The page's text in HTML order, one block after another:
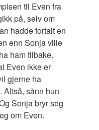
til Even fra
på, selv om
hadde fortalt en
enn Sonja ville
ham tilbake.
Even ikke er
gjerne ha
Altså, sånn hun
Sonja bryr seg
om Even.